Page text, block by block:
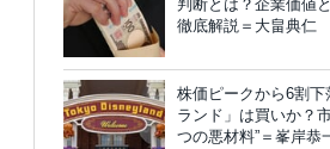
判断とは？企業価値
徹底解説＝大畠典仁
株価ピークから6割
ランド」は買いか？
つの悪材料”＝峯岸恭